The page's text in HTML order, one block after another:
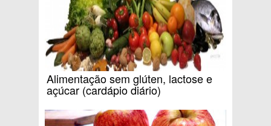
Alimentação sem glúten, lactose e
açúcar (cardápio diário)